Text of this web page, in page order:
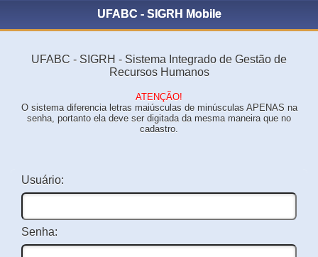
UFABC - SIGRH Mobile
UFABC - SIGRH - Sistema Integrado de Gestão de
Recursos Humanos
ATENÇÃO!
O sistema diferencia letras maiúsculas de minúsculas APENAS na
senha, portanto ela deve ser digitada da mesma maneira que no
cadastro.
Usuário:
Senha: